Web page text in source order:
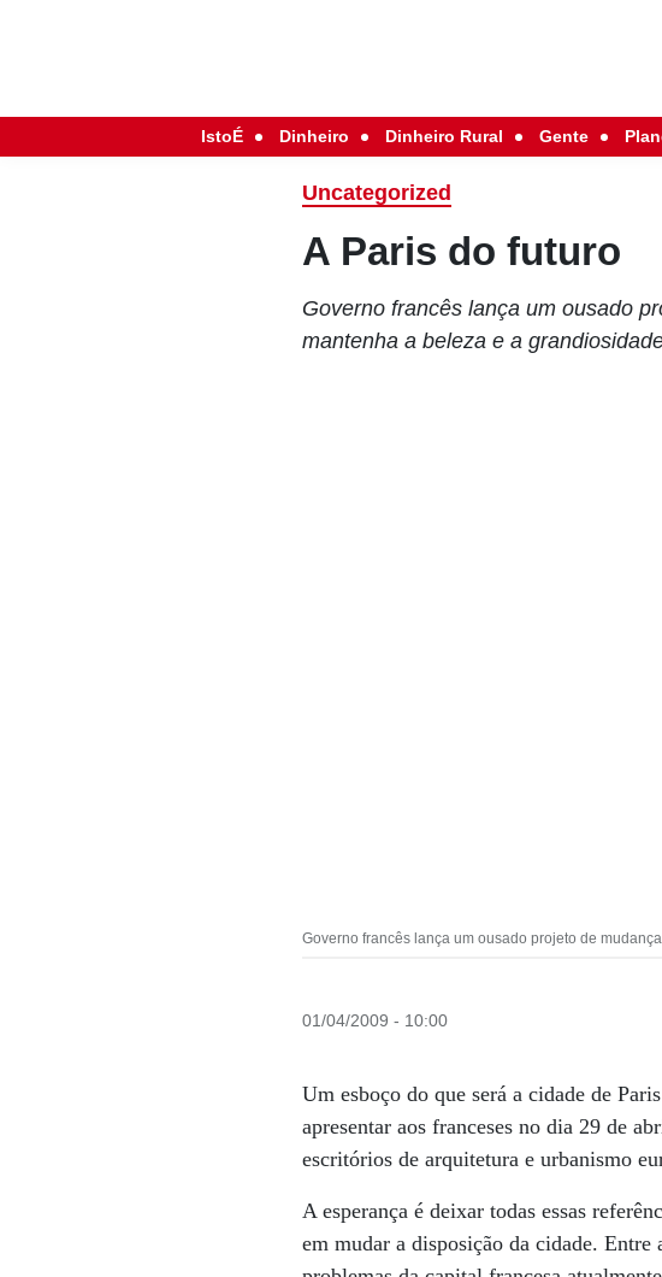
IstoÉ Dinheiro Dinheiro Rural Gente
Uncategorized
A Paris do futuro
Governo francês lança um ousado
mantenha a beleza e a
Governo francês lança um ousado projeto de
01/04/2009 - 10:00
Um esboço do que será a cidade de
apresentar aos franceses no dia 29 de
escritórios de arquitetura e urbanismo
A esperança é deixar todas essas
em mudar a disposição da cidade. Entre